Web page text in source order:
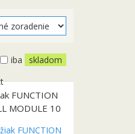
iba skladom
FUNCTION
MODULE 10